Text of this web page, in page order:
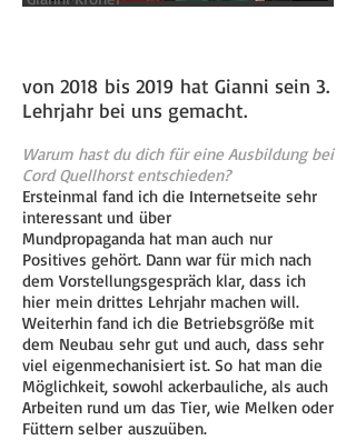
von 2018 bis 2019 hat Gianni sein 3.
Lehrjahr bei uns gemacht.
Warum hast du dich für eine Ausbildung bei
Cord Quellhorst entschieden?
Ersteinmal fand ich die Internetseite sehr
interessant und über
Mundpropaganda hat man auch nur
Positives gehört. Dann war für mich nach
dem Vorstellungsgespräch klar, dass ich
hier mein drittes Lehrjahr machen will.
Weiterhin fand ich die Betriebsgröße mit
dem Neubau sehr gut und auch, dass sehr
viel eigenmechanisiert ist. So hat man die
Möglichkeit, sowohl ackerbauliche, als auch
Arbeiten rund um das Tier, wie Melken oder
Füttern selber auszuüben.